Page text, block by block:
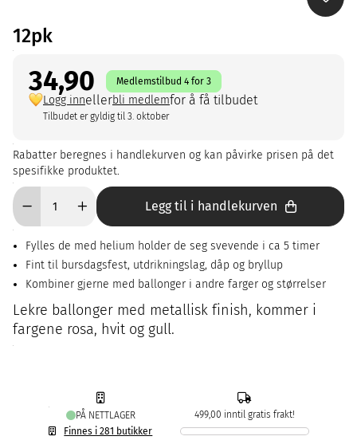
12pk
34,90 Medlemstilbud 4 for 3
Logg innellerbli medlemfor å få tilbudet
Tilbudet er gyldig til 3. oktober
Rabatter beregnes i handlekurven og kan påvirke prisen på det
spesifikke produktet.
Legg til i handlekurven
Fylles de med helium holder de seg svevende i ca 5 timer
Fint til bursdagsfest, utdrikningslag, dåp og bryllup
Kombiner gjerne med ballonger i andre farger og størrelser
Lekre ballonger med metallisk finish, kommer i
fargene rosa, hvit og gull.
PÅ NETTLAGER
Finnes i 281 butikker
499,00 inntil gratis frakt!